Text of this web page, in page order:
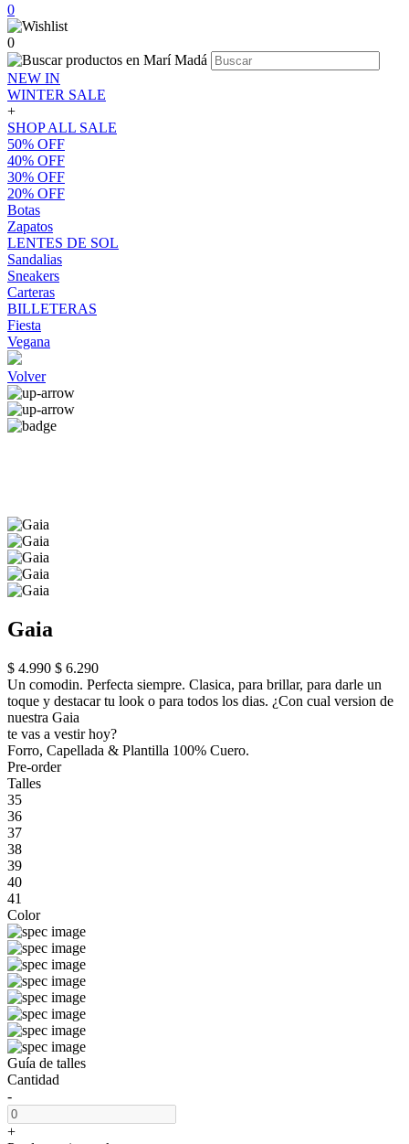
0
0
NEW IN
WINTER SALE
+
SHOP ALL SALE
50% OFF
40% OFF
30% OFF
20% OFF
Botas
Zapatos
LENTES DE SOL
Sandalias
Sneakers
Carteras
BILLETERAS
Fiesta
Vegana
Volver
Gaia
$ 4.990 $ 6.290
Un comodin. Perfecta siempre. Clasica, para brillar, para darle un
toque y destacar tu look o para todos los dias. ¿Con cual version de
nuestra Gaia
te vas a vestir hoy?
Forro, Capellada & Plantilla 100% Cuero.
Pre-order
Talles
35
36
37
38
39
40
41
Color
Guía de talles
Cantidad
-
+